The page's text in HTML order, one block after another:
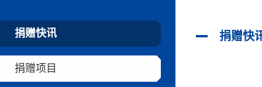
捐赠快讯
捐赠项目
捐赠快